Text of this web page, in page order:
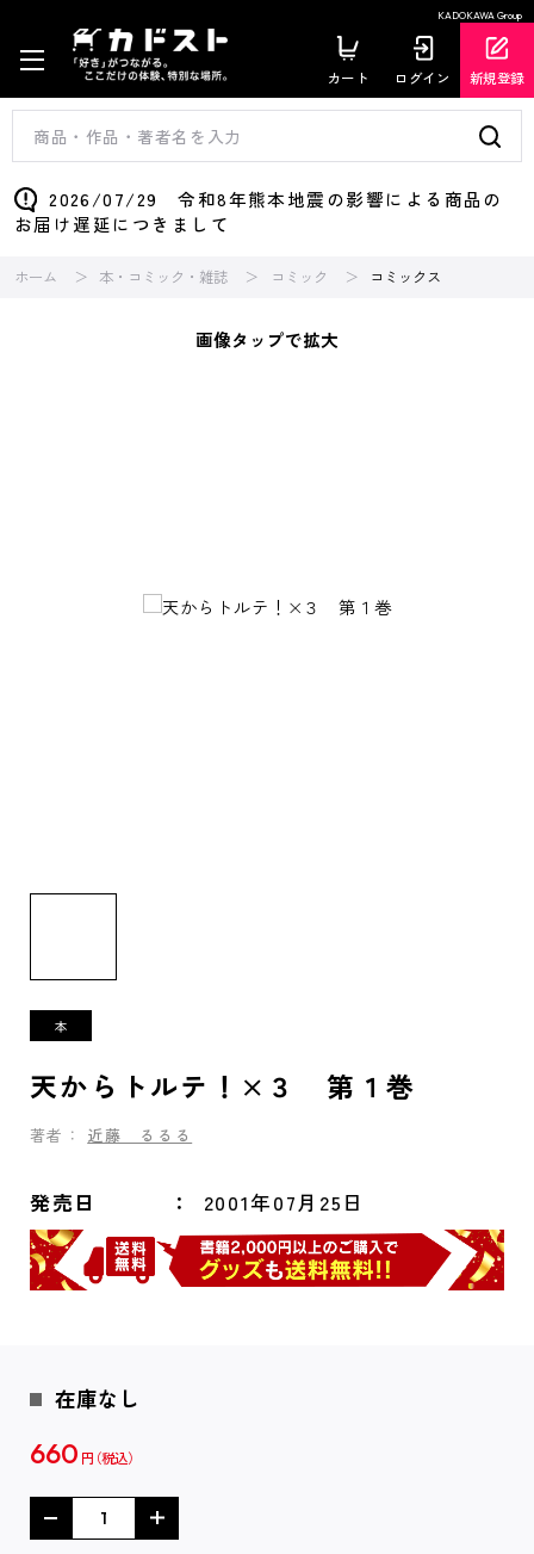
KADOKAWA Group
カート ログイン 新規登録
2026/07/29 令和8年熊本地震の影響による商品の
お届け遅延につきまして
ホーム 本・コミック・雑誌 コミック コミックス
画像タップで拡大
天からトルテ！×３ 第１巻
著者： 近藤 るるる
発売日 2001年07月25日
在庫なし
660 円